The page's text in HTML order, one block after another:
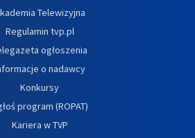
Telewizyjna
Regulamin tvp.pl
ogłoszenia
o nadawcy
Konkursy
program (ROPAT)
Kariera w TVP